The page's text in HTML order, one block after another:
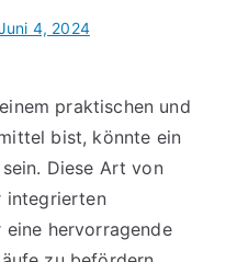
4, 2024
praktischen und
bist, könnte ein
Diese Art von
integrierten
hervorragende